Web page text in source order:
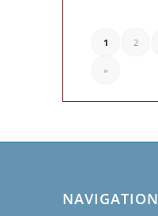
1 2
»
NAVIGATION